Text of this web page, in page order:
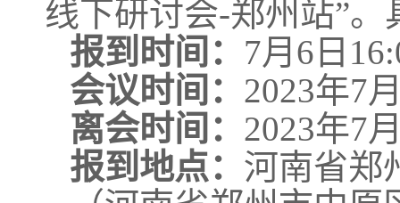
线下研讨会-郑州站”
报到时间： 7月6日
会议时间： 2023年7
离会时间： 2023年7
报到地点： 河南省郑